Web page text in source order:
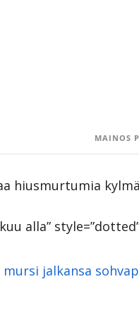
MAINOS
hiusmurtumia
alla”